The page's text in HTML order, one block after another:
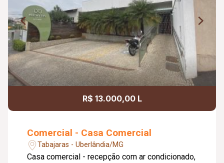
R$ 13.000,00 L
Comercial - Casa Comercial
Tabajaras - Uberlândia/MG
Casa comercial - recepção com ar condicionado,